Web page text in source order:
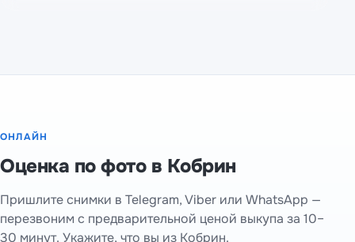
ОНЛАЙН
Оценка по фото в Кобрин
Пришлите снимки в Telegram, Viber или WhatsApp —
перезвоним с предварительной ценой выкупа за 10–
30 минут. Укажите, что вы из Кобрин.